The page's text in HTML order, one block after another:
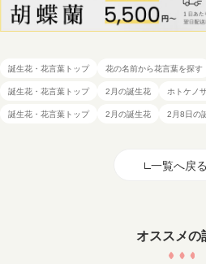
誕生花・花言葉トップ 花の名前から花言葉を探す
誕生花・花言葉トップ 2月の誕生花 ホトケノ
誕生花・花言葉トップ 2月の誕生花 2月8日の
一覧へ戻る
オススメの